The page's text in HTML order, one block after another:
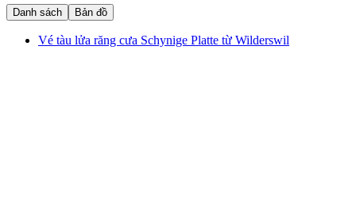
Danh sách Bản đồ
Vé tàu lửa răng cưa Schynige Platte từ Wilderswil